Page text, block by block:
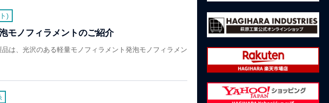
)
モノフィラメントのご紹介
は、光沢のある軽量モノフィラメント発泡モノフィラメン